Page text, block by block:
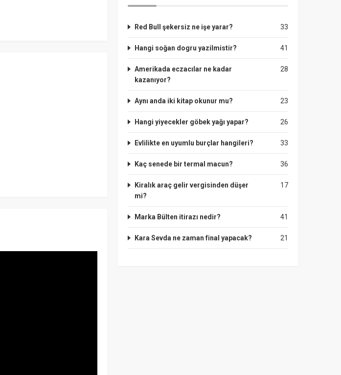
33
Red Bull şekersiz ne işe yarar?
41
Hangi soğan dogru yazilmistir?
28
Amerikada eczacılar ne kadar
kazanıyor?
23
Aynı anda iki kitap okunur mu?
26
Hangi yiyecekler göbek yağı yapar?
33
Evlilikte en uyumlu burçlar hangileri?
36
Kaç senede bir termal macun?
17
Kiralık araç gelir vergisinden düşer
mi?
41
Marka Bülten itirazı nedir?
21
Kara Sevda ne zaman final yapacak?